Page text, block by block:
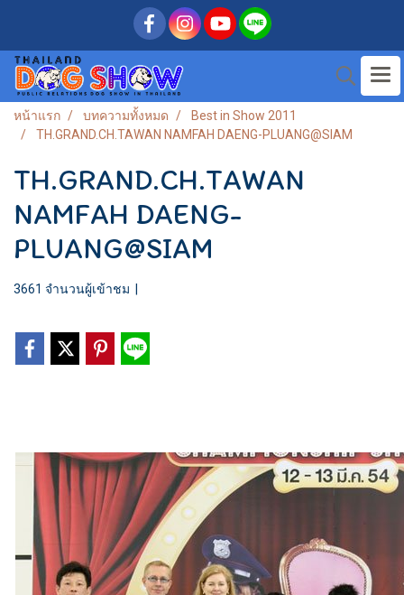
หน้าแรก บทความทั้งหมด
Best in Show 2011
TH.GRAND.CH.TAWAN NAMFAH DAENG-PLUANG@SIAM
TH.GRAND.CH.TAWAN
NAMFAH DAENG-
PLUANG@SIAM
3661 จำนวนผู้เข้าชม